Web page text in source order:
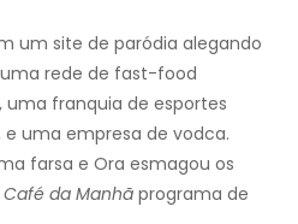
um site de paródia alegando
rede de fast-food
uma franquia de esportes
e uma empresa de vodca.
farsa e Ora esmagou os
da Manhã programa de